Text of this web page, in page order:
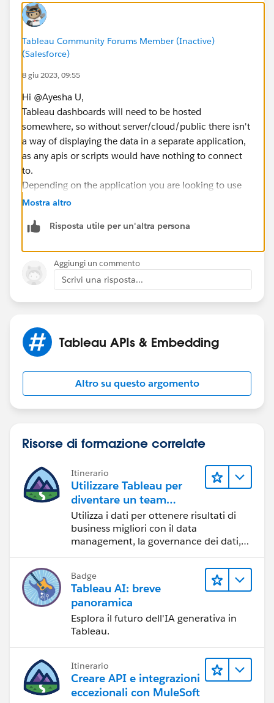
Tableau Community Forums Member (Inactive)
(Salesforce)
8 giu 2023, 09:55
Hi @Ayesha U​,
Tableau dashboards will need to be hosted
somewhere, so without server/cloud/public there isn't
a way of displaying the data in a separate application,
as any apis or scripts would have nothing to connect
to.
Depending on the application you are looking to use
this in Embedded Analytics might be the best option.
analytics
Chris
Mostra altro
Risposta utile per un'altra persona
Aggiungi un commento
Scrivi una risposta...
Tableau APIs & Embedding
Altro su questo argomento
Risorse di formazione correlate
Itinerario
Utilizzare Tableau per
diventare un team
orientato ai dati
Utilizza i dati per ottenere risultati di
business migliori con il data
management, la governance dei dati,
la condivisione di storie basate sui dati
e la collaborazione.
Badge
Tableau AI: breve
panoramica
Esplora il futuro dell'IA generativa in
Tableau.
Itinerario
Creare API e integrazioni
eccezionali con MuleSoft